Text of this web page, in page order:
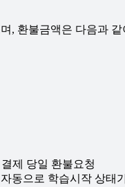
, 환불금액은 다음과
결제 당일 환불요청